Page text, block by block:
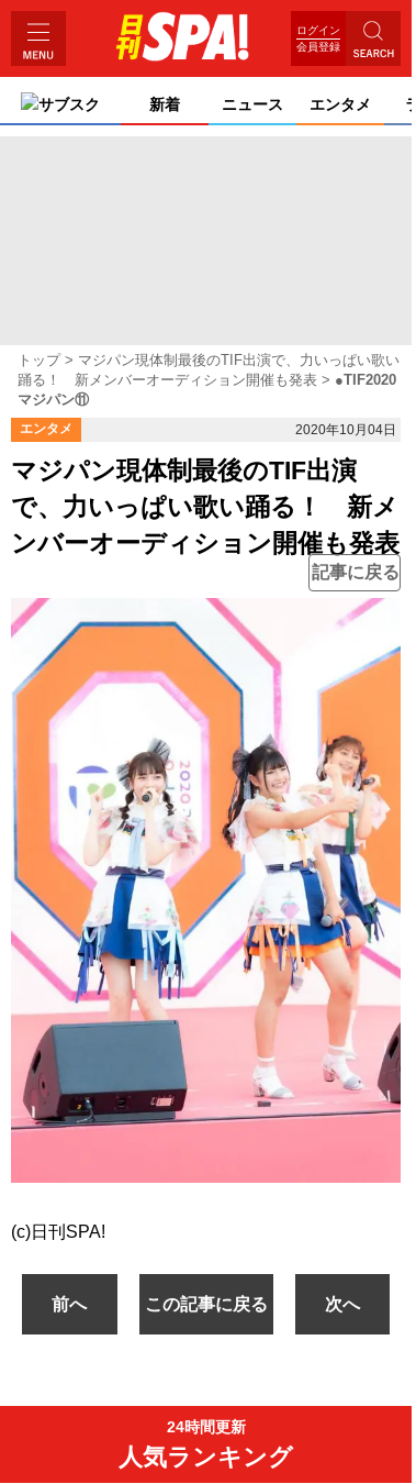
ログイン
会員登録
サブスク 新着 ニュース エンタメ
トップ
マジパン現体制最後のTIF出演で、力いっぱい歌い
踊る！ 新メンバーオーディション開催も発表
●TIF2020
マジパン⑪
エンタメ 2020年10月04日
マジパン現体制最後のTIF出演
で、力いっぱい歌い踊る！ 新メ
ンバーオーディション開催も発表
記事に戻る
(c)日刊SPA!
前へ この記事に戻る 次へ
24時間更新
人気ランキング